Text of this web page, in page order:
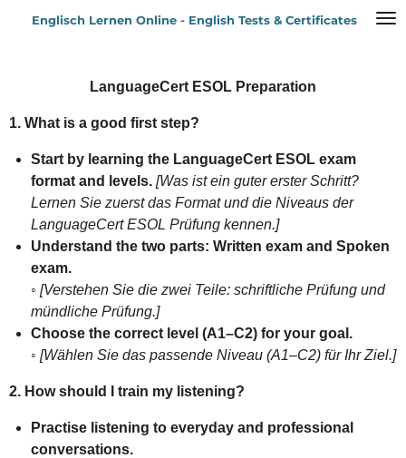
ZumEnglisch Lernen Online - English Tests & Certificates
LanguageCert ESOL Preparation
1. What is a good first step?
Start by learning the LanguageCert ESOL exam
format and levels. [Was ist ein guter erster Schritt?
Lernen Sie zuerst das Format und die Niveaus der
LanguageCert ESOL Prüfung kennen.]
Understand the two parts: Written exam and Spoken
exam.
◦ [Verstehen Sie die zwei Teile: schriftliche Prüfung und
mündliche Prüfung.]
Choose the correct level (A1–C2) for your goal.
◦ [Wählen Sie das passende Niveau (A1–C2) für Ihr Ziel.]
2. How should I train my listening?
Practise listening to everyday and professional
conversations.